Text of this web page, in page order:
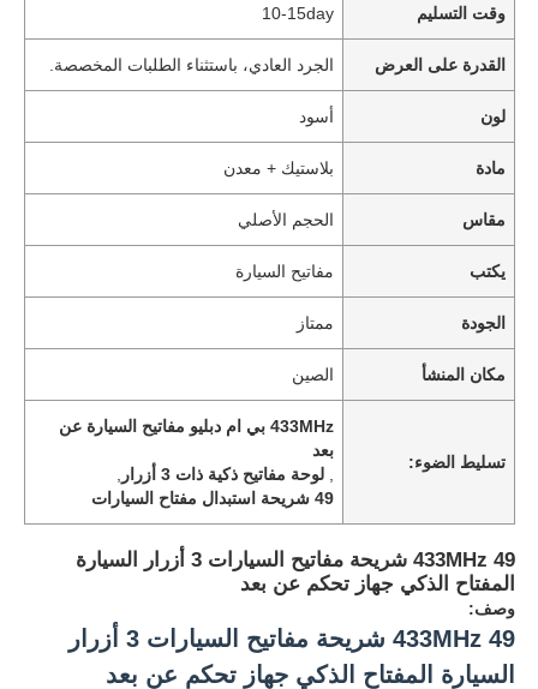
وقت التسليم 10-15day
القدرة على العرض الجرد العادي، باستثناء الطلبات المخصصة.
لون أسود
مادة بلاستيك + معدن
مقاس الحجم الأصلي
يكتب مفاتيح السيارة
الجودة ممتاز
مكان المنشأ الصين
تسليط الضوء:
433MHz بي ام دبليو مفاتيح السيارة عن
بعد
,لوحة مفاتيح ذكية ذات 3 أزرار
49 شريحة استبدال مفتاح السيارات
433MHz 49 شريحة مفاتيح السيارات 3 أزرار السيارة
المفتاح الذكي جهاز تحكم عن بعد
وصف:
433MHz 49 شريحة مفاتيح السيارات 3 أزرار
السيارة المفتاح الذكي جهاز تحكم عن بعد